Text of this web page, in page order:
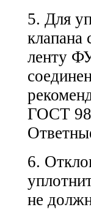
5. Для
клапана
ленту
ГОСТ
6.
не